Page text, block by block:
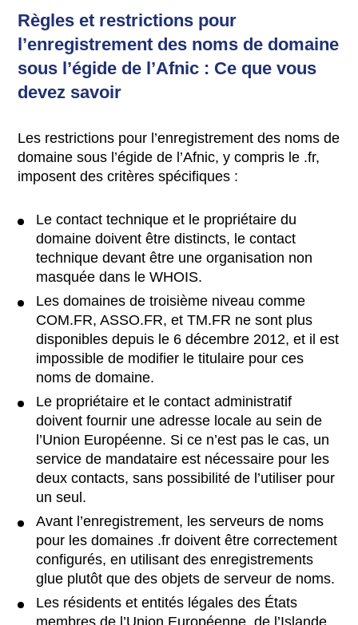
Règles et restrictions pour
l’enregistrement des noms de domaine
sous l’égide de l’Afnic : Ce que vous
devez savoir
Les restrictions pour l’enregistrement des noms de
domaine sous l’égide de l’Afnic, y compris le .fr,
imposent des critères spécifiques :
Le contact technique et le propriétaire du
domaine doivent être distincts, le contact
technique devant être une organisation non
masquée dans le WHOIS.
Les domaines de troisième niveau comme
COM.FR, ASSO.FR, et TM.FR ne sont plus
disponibles depuis le 6 décembre 2012, et il est
impossible de modifier le titulaire pour ces
noms de domaine.
Le propriétaire et le contact administratif
doivent fournir une adresse locale au sein de
l’Union Européenne. Si ce n’est pas le cas, un
service de mandataire est nécessaire pour les
deux contacts, sans possibilité de l’utiliser pour
un seul.
Avant l’enregistrement, les serveurs de noms
pour les domaines .fr doivent être correctement
configurés, en utilisant des enregistrements
glue plutôt que des objets de serveur de noms.
Les résidents et entités légales des États
membres de l’Union Européenne, de l’Islande,